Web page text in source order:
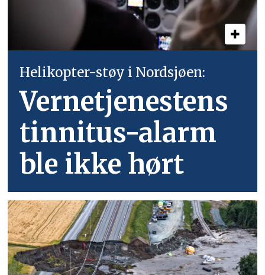
Helikopter-støy i Nordsjøen:
Vernetjenestens
tinnitus-alarm
ble ikke hørt